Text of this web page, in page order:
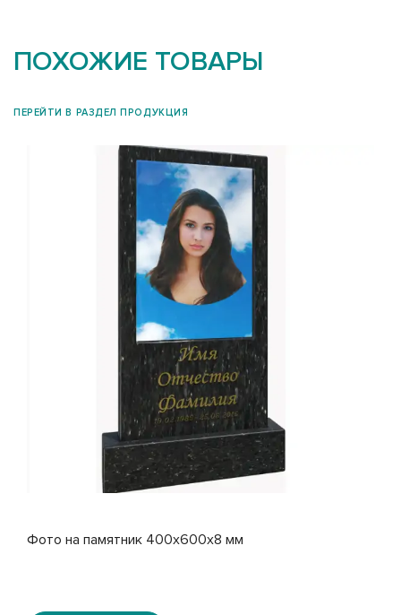
ПОХОЖИЕ ТОВАРЫ
ПЕРЕЙТИ В РАЗДЕЛ ПРОДУКЦИЯ
Фото на памятник 400x600x8 мм